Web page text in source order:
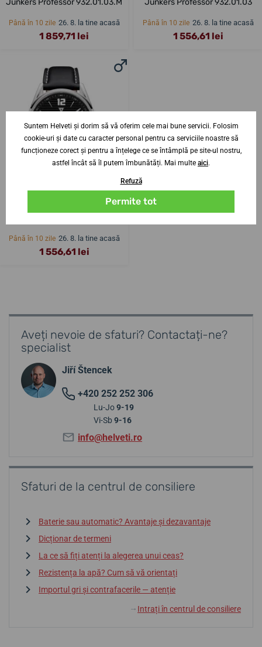
Junkers Professor 932.01.03.M
Până în 10 zile 26. 8. la tine acasă
1 859,71 lei
Junkers Professor 932.01.03
Până în 10 zile 26. 8. la tine acasă
1 556,61 lei
Până în 10 zile 26. 8. la tine acasă
1 556,61 lei
Aveți nevoie de sfaturi? Contactați-ne?
specialist
Jiří Štencek
+420 252 252 306
Lu-Jo9-19
Vi-Sb 9-16
info@helveti.ro
Sfaturi de la centrul de consiliere
Baterie sau automatic? Avantaje și dezavantaje
Dicționar de termeni
La ce să fiți atenți la alegerea unui ceas?
Rezistența la apă? Cum să vă orientați
Importul gri și contrafacerile — atenție
↓ Intrați în centrul de consiliere
Suntem Helveti și dorim să vă oferim cele mai bune servicii. Folosim
cookie-uri și date cu caracter personal pentru ca serviciile noastre să
funcționeze corect și pentru a înțelege ce se întâmplă pe site-ul nostru,
astfel încât să îl putem îmbunătăți. Mai multe aici.
Refuză
Permite tot